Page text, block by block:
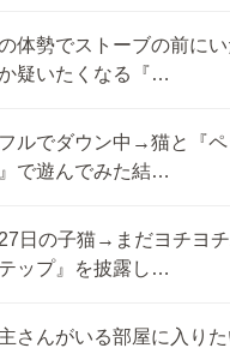
体勢でストーブの前に
疑いたくなる『…
ルでダウン中→猫と『
で遊んでみた結…
日の子猫→まだヨチヨ
ップ』を披露し…
さんがいる部屋に入り